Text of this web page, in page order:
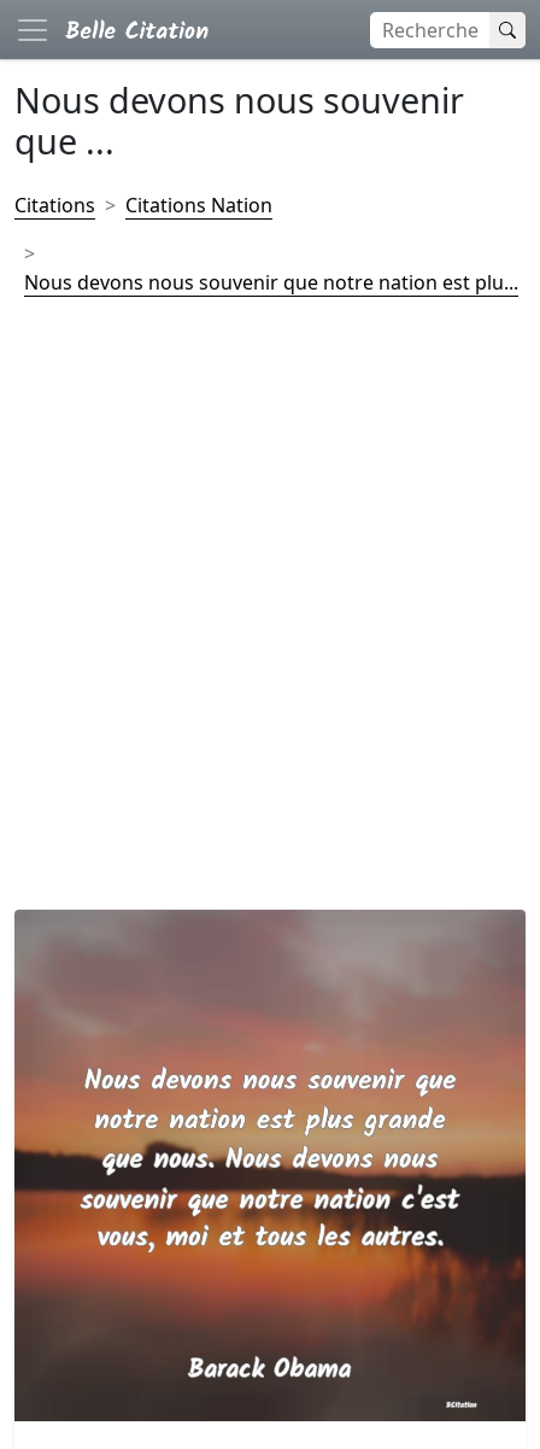
Nous devons nous souvenir
que ...
Citations Citations Nation
Nous devons nous souvenir que notre nation est plu...